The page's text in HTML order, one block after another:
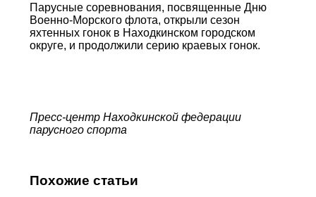
Парусные соревнования, посвященные Дню
Военно-Морского флота, открыли сезон
яхтенных гонок в Находкинском городском
округе, и продолжили серию краевых гонок.
Пресс-центр Находкинской федерации
парусного спорта
Похожие статьи